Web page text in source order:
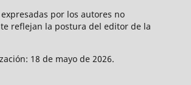
por los autores no
reflejan la postura del editor de la
18 de mayo de 2026.